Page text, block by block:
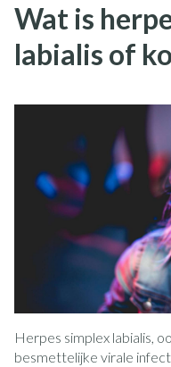
Wat is
labialis of
Herpes simplex labialis,
besmettelijke virale